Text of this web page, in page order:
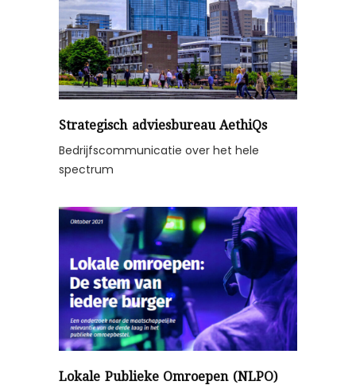
Strategisch adviesbureau AethiQs
Bedrijfscommunicatie over het hele
spectrum
Lokale Publieke Omroepen (NLPO)